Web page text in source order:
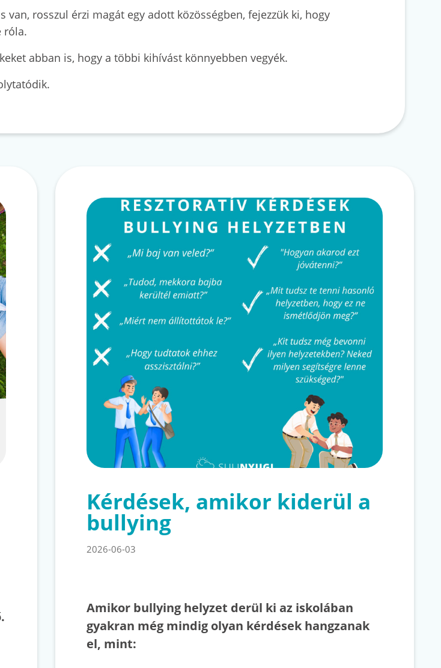
rosszul érzi magát egy adott közösségben, fejezzük ki, hogy
róla.
abban is, hogy a többi kihívást könnyebben vegyék.
Kérdések, amikor kiderül a
bullying
2026-06-03
Amikor bullying helyzet derül ki az iskolában
gyakran még mindig olyan kérdések hangzanak
el, mint: